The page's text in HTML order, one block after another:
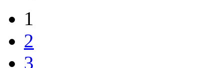
1
2
3